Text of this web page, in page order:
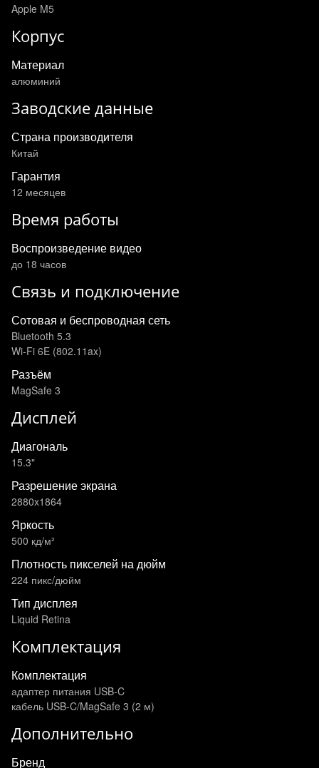
Apple M5
Корпус
Материал
алюминий
Заводские данные
Страна производителя
Китай
Гарантия
12 месяцев
Время работы
Воспроизведение видео
до 18 часов
Связь и подключение
Сотовая и беспроводная сеть
Bluetooth 5.3
Wi-Fi 6E (802.11ax)
Разъём
MagSafe 3
Дисплей
Диагональ
15.3"
Разрешение экрана
2880x1864
Яркость
500 кд/м²
Плотность пикселей на дюйм
224 пикс/дюйм
Тип дисплея
Liquid Retina
Комплектация
Комплектация
адаптер питания USB-C
кабель USB-C/MagSafe 3 (2 м)
Дополнительно
Бренд